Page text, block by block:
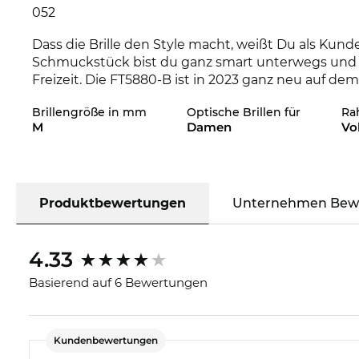
052
Dass die Brille den Style macht, weißt Du als
Schmuckstück bist du ganz smart unterwegs
Freizeit. Die FT5880-B ist in 2023 ganz neu auf
Kollektionen 2022 und 2023 zu haben.
Kunststoffbrillen, wie diese, kombinieren lange
FT5880-B sitzt sehr angenehm auf Nase und
Die passenden Gläser in Deiner Sehstärke
Reinigungsschicht, Antistatik und Lotuseffekt der
den Lieferzeitpunkt sogar garantieren. Und weil
Brillengröße in mm
M
Optische Brillen für
Damen
Produktbewertungen Unternehmen
4.33
Basierend auf 6 Bewertungen
Kundenbewertungen